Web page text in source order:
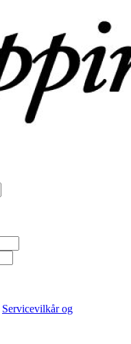
Servicevilkår og